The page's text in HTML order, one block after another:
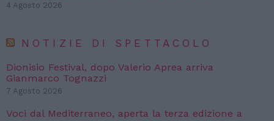
4 Agosto 2026
NOTIZIE DI SPETTACOLO
Dionisio Festival, dopo Valerio Aprea arriva
Gianmarco Tognazzi
7 Agosto 2026
Voci dal Mediterraneo, aperta la terza edizione a